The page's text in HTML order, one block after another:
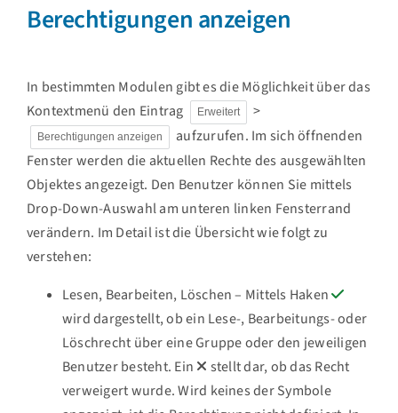
Berechtigungen anzeigen
In bestimmten Modulen gibt es die Möglichkeit über das
Kontextmenü den Eintrag
Erweitert >
Berechtigungen anzeigen
aufzurufen. Im sich öffnenden
Fenster werden die aktuellen Rechte des ausgewählten
Objektes angezeigt. Den Benutzer können Sie mittels
Drop-Down-Auswahl am unteren linken Fensterrand
verändern. Im Detail ist die Übersicht wie folgt zu
verstehen:
Lesen, Bearbeiten, Löschen – Mittels Haken
wird dargestellt, ob ein Lese-, Bearbeitungs- oder
Löschrecht über eine Gruppe oder den jeweiligen
Benutzer besteht. Ein
stellt dar, ob das Recht
verweigert wurde. Wird keines der Symbole